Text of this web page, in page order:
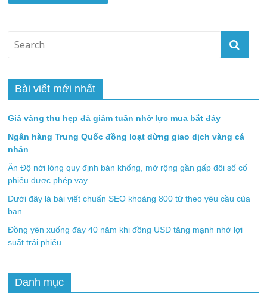
Bài viết mới nhất
Giá vàng thu hẹp đà giảm tuần nhờ lực mua bắt đáy
Ngân hàng Trung Quốc đồng loạt dừng giao dịch vàng cá
nhân
Ấn Độ nới lỏng quy định bán khống, mở rộng gần gấp đôi số cổ
phiếu được phép vay
Dưới đây là bài viết chuẩn SEO khoảng 800 từ theo yêu cầu của
bạn.
Đồng yên xuống đáy 40 năm khi đồng USD tăng mạnh nhờ lợi
suất trái phiếu
Danh mục